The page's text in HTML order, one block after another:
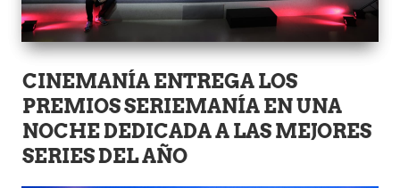
CINEMANÍA ENTREGA LOS
PREMIOS SERIEMANÍA EN UNA
NOCHE DEDICADA A LAS MEJORES
SERIES DEL AÑO